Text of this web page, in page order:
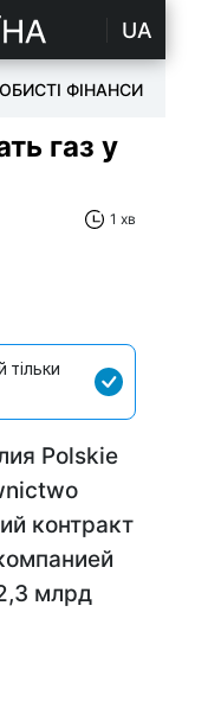
UA
ФІНАНСИ
газ у
1 хв
тільки
Polskie
контракт
млрд